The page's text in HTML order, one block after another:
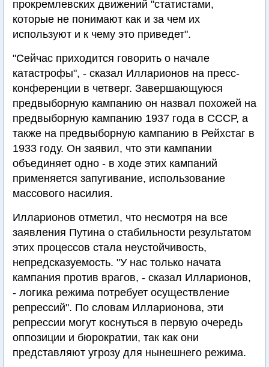
прокремлевских движений "статистами,
которые не понимают как и за чем их
используют и к чему это приведет".
"Сейчас приходится говорить о начале
катастрофы", - сказал Илларионов на пресс-
конференции в четверг. Завершающуюся
предвыборную кампанию он назвал похожей на
предвыборную кампанию 1937 года в СССР, а
также на предвыборную кампанию в Рейхстаг в
1933 году. Он заявил, что эти кампании
объединяет одно - в ходе этих кампаний
применяется запугивание, использование
массового насилия.
Илларионов отметил, что несмотря на все
заявления Путина о стабильности результатом
этих процессов стала неустойчивость,
непредсказуемость. "У нас только начата
кампания против врагов, - сказал Илларионов,
- логика режима потребует осуществление
репрессий". По словам Илларионова, эти
репрессии могут коснуться в первую очередь
оппозиции и бюрократии, так как они
представляют угрозу для нынешнего режима.